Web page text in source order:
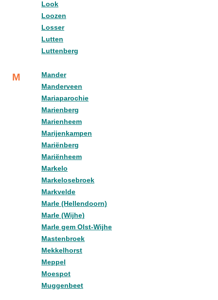
Look
Loozen
Losser
Lutten
Luttenberg
M
Mander
Manderveen
Mariaparochie
Marienberg
Marienheem
Marijenkampen
Mariënberg
Mariënheem
Markelo
Markelosebroek
Markvelde
Marle (Hellendoorn)
Marle (Wijhe)
Marle gem Olst-Wijhe
Mastenbroek
Mekkelhorst
Meppel
Moespot
Muggenbeet